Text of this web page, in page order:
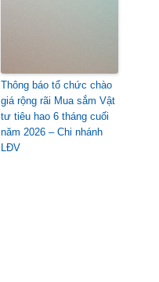
Thông báo tổ chức chào
giá rộng rãi Mua sắm Vật
tư tiêu hao 6 tháng cuối
năm 2026 – Chi nhánh
LĐV